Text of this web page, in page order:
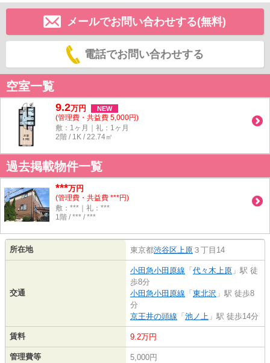
メールでお問い合わせする(無料)
電話でお問い合わせする
空室一覧
9.2万円 NEW
(管理費・共益費 5,000円)
敷：1ヶ月｜礼：1ヶ月
2階 / 1K / 22.74㎡
過去掲載物件一覧
***万円
(管理費・共益費 ***円)
敷：***｜礼：***
1階 / *** / ***
所在地 東京都渋谷区上原 ３丁目14
交通
小田急小田原線 「 代々木上原 」駅 徒
歩8分
小田急小田原線 「 東北沢 」駅 徒歩8
分
京王井の頭線 「 池ノ上 」駅 徒歩14分
賃料 9.2万円
管理費等 5,000円